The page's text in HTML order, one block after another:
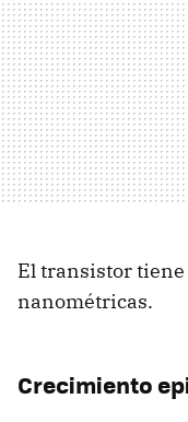
El transistor
nanométricas.
Crecimiento